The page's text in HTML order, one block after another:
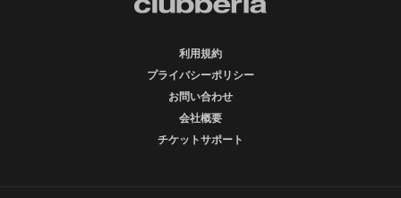
利用規約
プライバシーポリシー
お問い合わせ
会社概要
チケットサポート